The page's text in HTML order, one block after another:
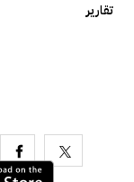
تقارير